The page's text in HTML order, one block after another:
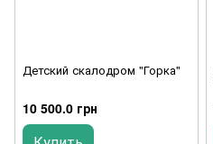
Детский скалодром "Горка"
10 500.0 грн